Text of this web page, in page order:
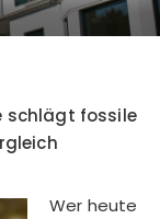
schlägt fossile
Wer heute